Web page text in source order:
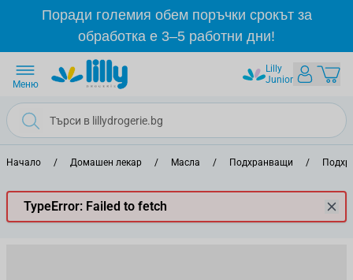
Прескачане към съдържанието
Поради големия обем поръчки срокът за
обработка е 3–5 работни дни!
Lilly
Junior
Меню
Начало / Домашен лекар / Масла / Подхранващи /
TypeError: Failed to fetch